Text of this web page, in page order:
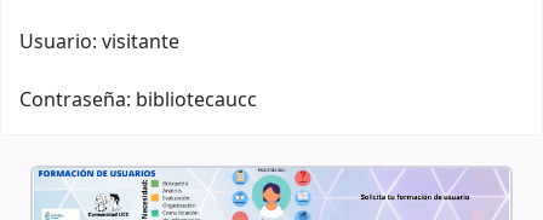
Usuario: visitante
Contraseña: bibliotecaucc